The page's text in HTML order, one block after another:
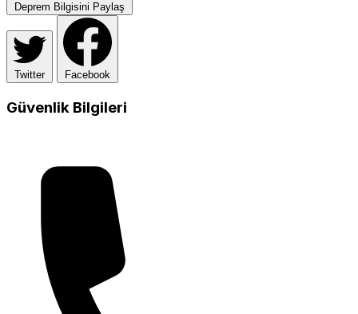
Deprem Bilgisini Paylaş
Twitter Facebook
Güvenlik Bilgileri